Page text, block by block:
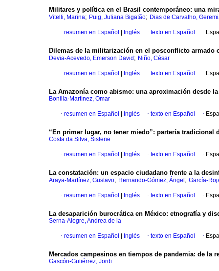
Militares y política en el Brasil contemporáneo: una
Vitelli, Marina; Puig, Juliana Bigatão; Dias de Carvalho,
· resumen en Español Inglés · texto en Español ·
Dilemas de la militarización en el posconflicto armado
Devia-Acevedo, Emerson David ; Niño, César
· resumen en Español Inglés · texto en Español ·
La Amazonía como abismo: una aproximación desde
Bonilla-Martínez, Omar
· resumen en Español Inglés · texto en Español ·
“En primer lugar, no tener miedo”: partería tradicional
Costa da Silva, Sislene
· resumen en Español Inglés · texto en Español ·
La constatación: un espacio ciudadano frente a la
Araya-Martínez, Gustavo; Hernando-Gómez, Ángel ; García-
· resumen en Español Inglés · texto en Español ·
La desaparición burocrática en México: etnografía y
Serna-Alegre, Andrea de la
· resumen en Español Inglés · texto en Español ·
Mercados campesinos en tiempos de pandemia: de la
Gascón-Gutiérrez, Jordi